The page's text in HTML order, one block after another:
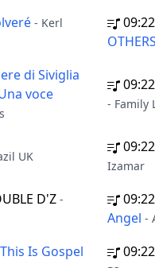
- Kerl
09:22
di Siviglia
voce
09:22
- Family
UK
09:22
Izamar
D'Z -
09:22
Angel -
This Is Gospel 09:22